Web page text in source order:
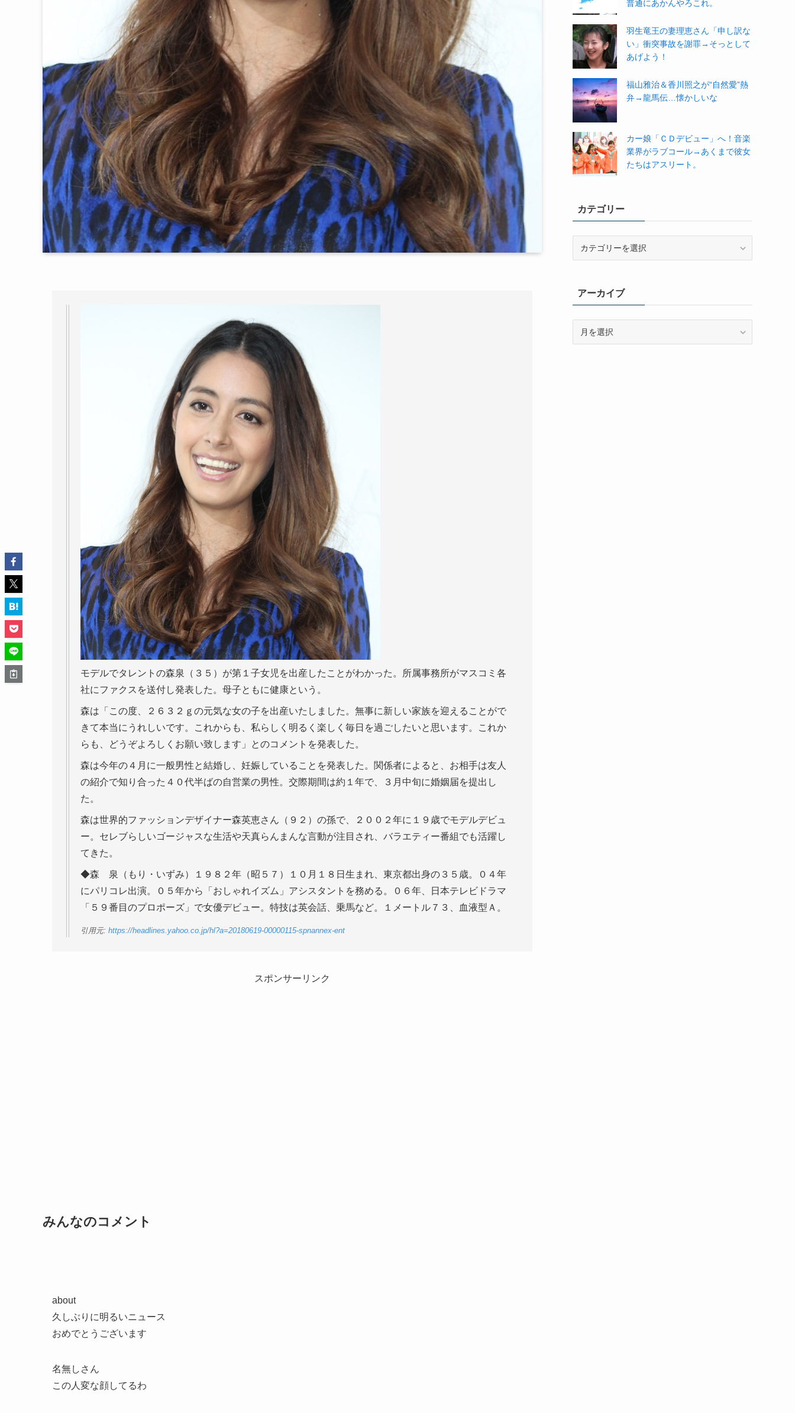
モデルでタレントの森泉（３５）が第１子女児を出産したことがわかった。所属事務所がマスコミ各
社にファクスを送付し発表した。母子ともに健康という。
森は「この度、２６３２ｇの元気な女の子を出産いたしました。無事に新しい家族を迎えることがで
きて本当にうれしいです。これからも、私らしく明るく楽しく毎日を過ごしたいと思います。これか
らも、どうぞよろしくお願い致します」とのコメントを発表した。
森は今年の４月に一般男性と結婚し、妊娠していることを発表した。関係者によると、お相手は友人
の紹介で知り合った４０代半ばの自営業の男性。交際期間は約１年で、３月中旬に婚姻届を提出し
た。
森は世界的ファッションデザイナー森英恵さん（９２）の孫で、２００２年に１９歳でモデルデビュ
ー。セレブらしいゴージャスな生活や天真らんまんな言動が注目され、バラエティー番組でも活躍し
てきた。
◆森 泉（もり・いずみ）１９８２年（昭５７）１０月１８日生まれ、東京都出身の３５歳。０４年
にパリコレ出演。０５年から「おしゃれイズム」アシスタントを務める。０６年、日本テレビドラマ
「５９番目のプロポーズ」で女優デビュー。特技は英会話、乗馬など。１メートル７３、血液型Ａ。
引用元: https://headlines.yahoo.co.jp/hl?a=20180619-00000115-spnannex-ent
スポンサーリンク
みんなのコメント
about
久しぶりに明るいニュース
おめでとうございます
名無しさん
この人変な顔してるわ
普通にあかんやろこれ。
羽生竜王の妻理恵さん「申し訳な
い」衝突事故を謝罪→そっとして
あげよう！
福山雅治＆香川照之が“自然愛”熱
弁→龍馬伝…懐かしいな
カー娘「ＣＤデビュー」へ！音楽
業界がラブコール→あくまで彼女
たちはアスリート。
カテゴリー
ーアーカイブ